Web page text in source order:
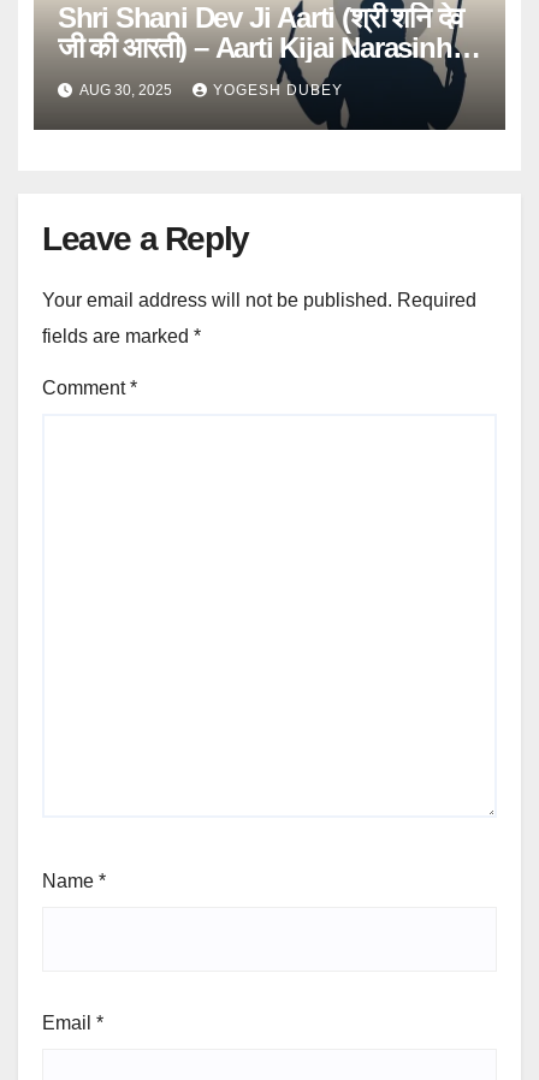
Shri Shani Dev Ji Aarti (श्री शनि देव
जी की आरती) – Aarti Kijai Narasinh
Kunwar Ki
AUG 30, 2025 YOGESH DUBEY
Leave a Reply
Your email address will not be published. Required
fields are marked *
Comment*
Name *
Email *